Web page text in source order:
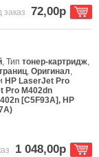
заказ 72,00р
, Типтонер-картридж,
,Оригинал,
HP LaserJet Pro
Pro M402dn
[C5F93A], HP
1 048,00р